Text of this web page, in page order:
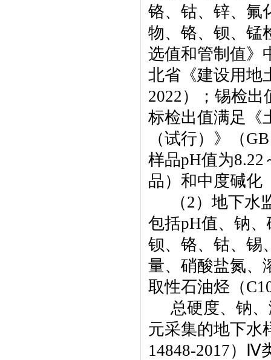
铬、钴、锌、氟
物、铬、钡、锰
选值和管制值》
北省《建设用地
2022 ）；锡检出
标检出值满足《
（试行）》（
样品pH值为8.22
品）和中度碱化
（2 ）地下水
包括pH值、 钠、
钡、铬、钴、锡
量、硝酸盐氮、
取性石油烃（
总硬度、钠
元采集的地下水
14848-2017）Ⅳ